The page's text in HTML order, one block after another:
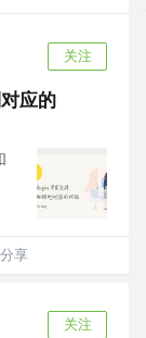
关注
应的
分享
关注